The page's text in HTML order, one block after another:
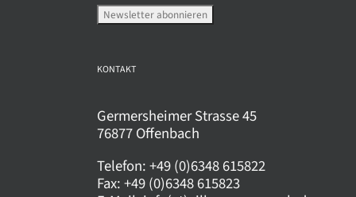
der
gewählt
KONTAKT
Germersheimer Strasse 45
76877 Offenbach
Telefon:+49 (0)6348 615822
Fax:+49 (0)6348 615823